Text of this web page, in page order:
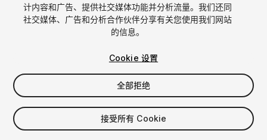
$9.78
增值税将在结算时计算
计内容和广告、提供社交媒体功能并分析流量。我们还同
社交媒体、广告和分析合作伙伴分享有关您使用我们网站
的信息。
Cookie 设置
全部拒绝
接受所有 Cookie